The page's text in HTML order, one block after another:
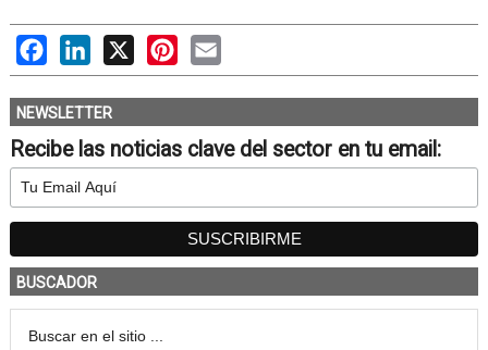
FacebookLinkedIn
X PinterestEmail
NEWSLETTER
Recibe las noticias clave del sector en tu email:
BUSCADOR